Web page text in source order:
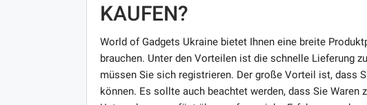
KAUFEN?
World of Gadgets Ukraine bietet Ihnen eine breite
brauchen. Unter den Vorteilen ist die schnelle Lieferung
müssen Sie sich registrieren. Der große Vorteil ist, dass
können. Es sollte auch beachtet werden, dass Sie